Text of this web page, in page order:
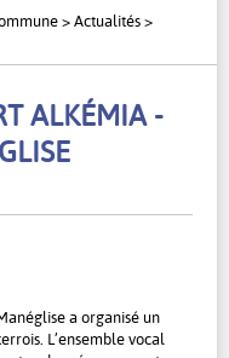
>Actualités>
ALKÉMIA -
a organisé un
L’ensemble vocal